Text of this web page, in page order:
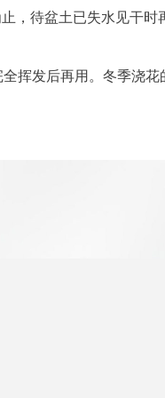
，待盆土已失水见干时
挥发后再用。冬季浇花